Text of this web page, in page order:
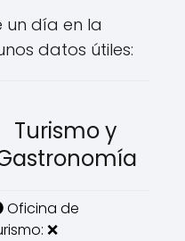
un día en la
datos útiles:
Turismo y
Oficina de
❌